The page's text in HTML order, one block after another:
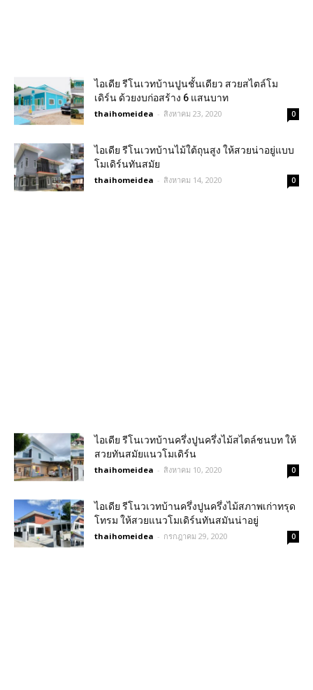
ไอเดีย รีโนเวทบ้านปูนชั้นเดียว สวยสไตล์โม
เดิร์น ด้วยงบก่อสร้าง 6 แสนบาท
thaihomeidea - สิงหาคม 23, 2020 0
ไอเดีย รีโนเวทบ้านไม้ใต้ถุนสูง ให้สวยน่าอยู่แบบ
โมเดิร์นทันสมัย
thaihomeidea - สิงหาคม 14, 2020 0
ไอเดีย รีโนเวทบ้านครึ่งปูนครึ่งไม้สไตล์ชนบท ให้
สวยทันสมัยแนวโมเดิร์น
thaihomeidea - สิงหาคม 10, 2020 0
ไอเดีย รีโนวเวทบ้านครึ่งปูนครึ่งไม้สภาพเก่าทรุด
โทรม ให้สวยแนวโมเดิร์นทันสมันน่าอยู่
thaihomeidea - กรกฎาคม 29, 2020 0